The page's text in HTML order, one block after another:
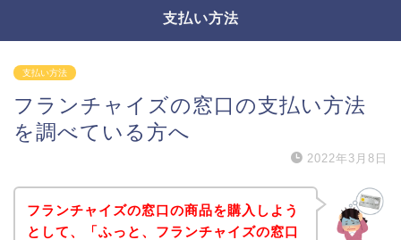
支払い方法
支払い方法
フランチャイズの窓口の支払い方法
を調べている方へ
2022年3月8日
フランチャイズの窓口の商品を購入しよう
として、「ふっと、フランチャイズの窓口